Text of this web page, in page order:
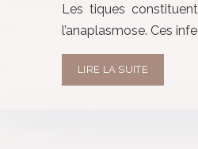
Les tiques
l’anaplasmose. Ces
LIRE LA SUITE